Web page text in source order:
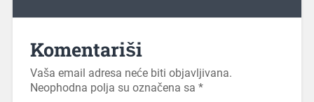
Komentariši
Vaša email adresa neće biti objavljivana.
Neophodna polja su označena sa *